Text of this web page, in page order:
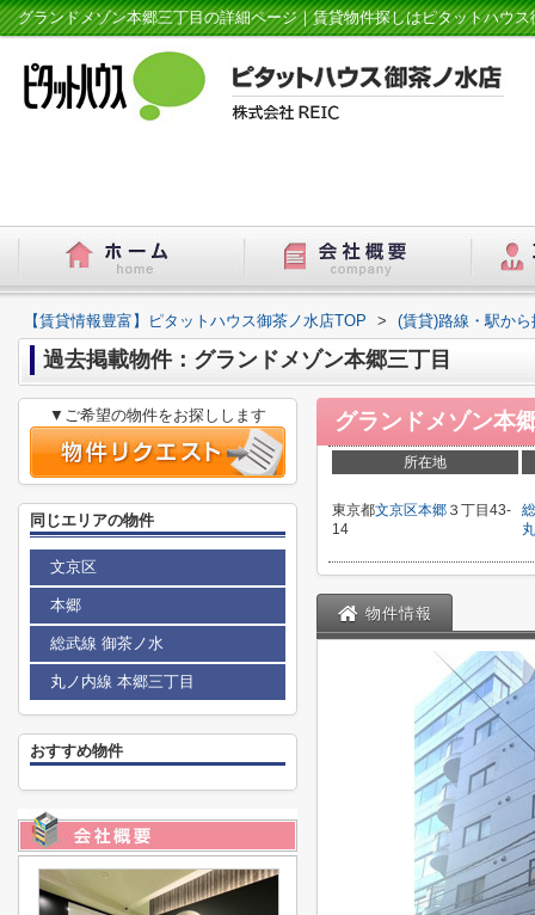
グランドメゾン本郷三丁目の詳細ページ｜賃貸物件探しはピタットハウ
【賃貸情報豊富】ピタットハウス御茶ノ水店TOP > (賃貸)路線・駅から
過去掲載物件：グランドメゾン本郷三丁目
グランドメゾン本
所在地
東京都文京区本郷 ３丁目43-
14
物件情報
▼ご希望の物件をお探しします
同じエリアの物件
文京区
本郷
総武線 御茶ノ水
丸ノ内線 本郷三丁目
おすすめ物件